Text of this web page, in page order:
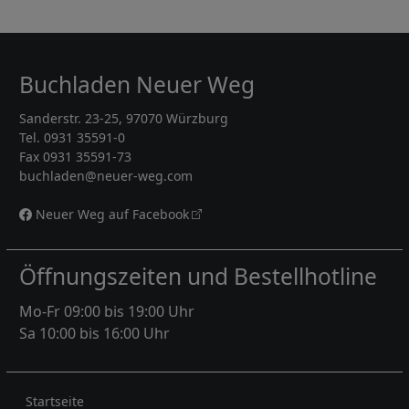
Buchladen Neuer Weg
Sanderstr. 23-25, 97070 Würzburg
Tel. 0931 35591-0
Fax 0931 35591-73
buchladen@neuer-weg.com
Neuer Weg auf Facebook
Öffnungszeiten und Bestellhotline
Mo-Fr 09:00 bis 19:00 Uhr
Sa 10:00 bis 16:00 Uhr
Rechtliches
Startseite